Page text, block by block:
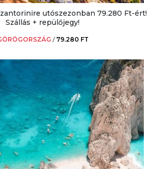
utószezonban 79.280 Ft-ért!
Szállás + repülőjegy!
/ 79.280 FT